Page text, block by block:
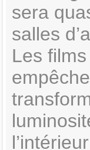
sera
salles
Les